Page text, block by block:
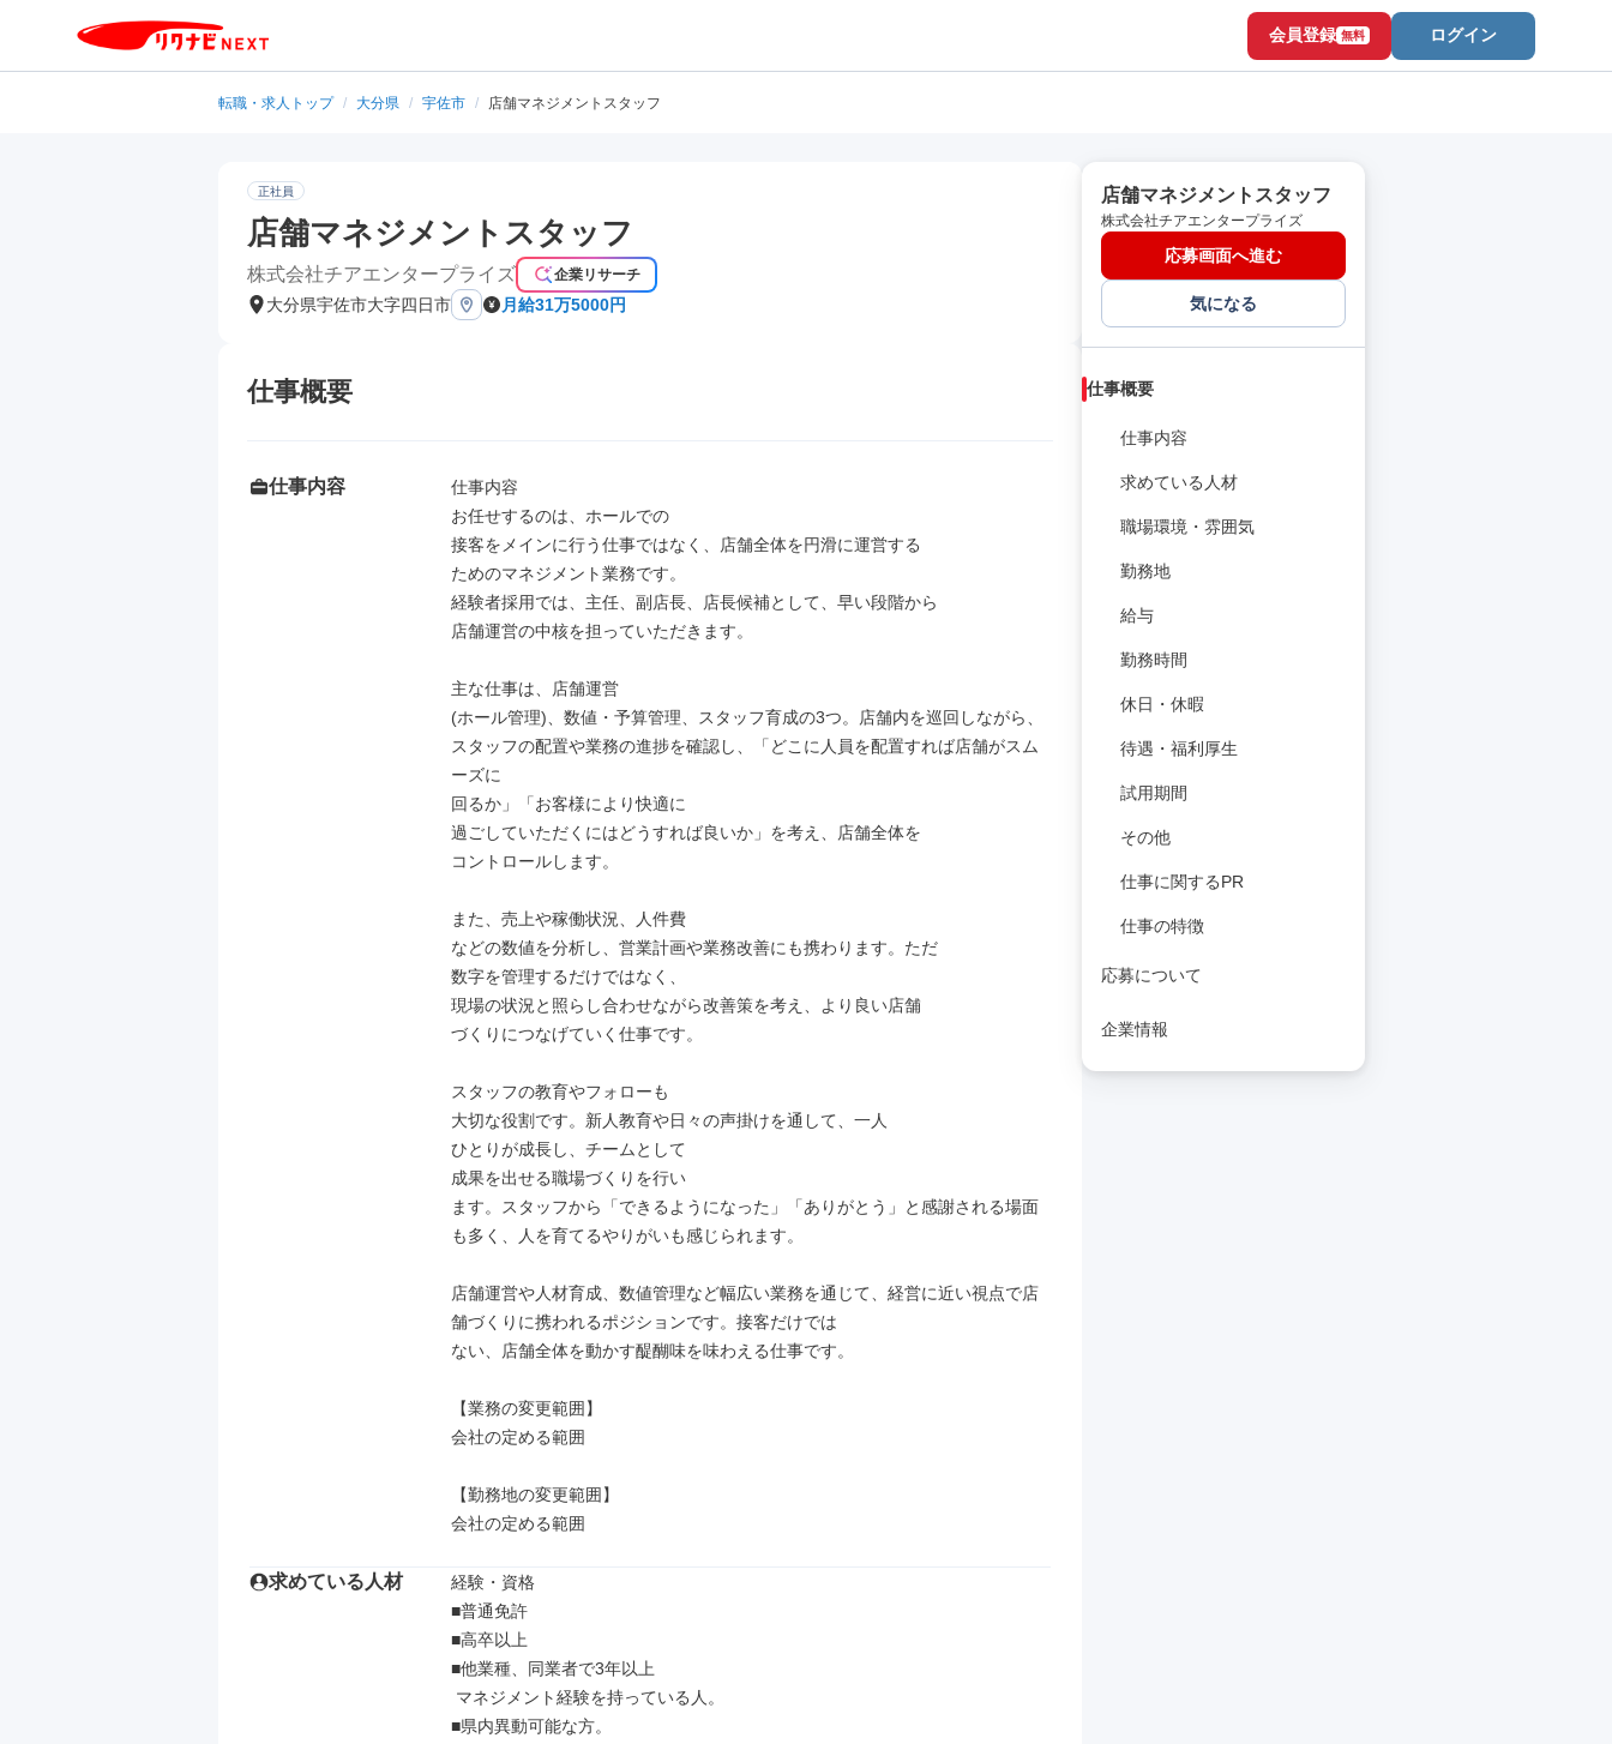
会員登録 無料 ログイン
転職・求人トップ / 大分県 / 宇佐市 / 店舗マネジメントスタッフ
正社員
店舗マネジメントスタッフ
株式会社チアエンタープライズ 企業リサーチ
大分県宇佐市大字四日市 月給31万5000円
仕事概要
仕事内容
仕事内容
お任せするのは、ホールでの
接客をメインに行う仕事ではなく、店舗全体を円滑に運営する
ためのマネジメント業務です。
経験者採用では、主任、副店長、店長候補として、早い段階から
店舗運営の中核を担っていただきます。
主な仕事は、店舗運営
(ホール管理)、数値・予算管理、スタッフ育成の3つ。店舗内を巡回しながら、
スタッフの配置や業務の進捗を確認し、「どこに人員を配置すれば店舗がスム
ーズに
回るか」「お客様により快適に
過ごしていただくにはどうすれば良いか」を考え、店舗全体を
コントロールします。
また、売上や稼働状況、人件費
などの数値を分析し、営業計画や業務改善にも携わります。ただ
数字を管理するだけではなく、
現場の状況と照らし合わせながら改善策を考え、より良い店舗
づくりにつなげていく仕事です。
スタッフの教育やフォローも
大切な役割です。新人教育や日々の声掛けを通して、一人
ひとりが成長し、チームとして
成果を出せる職場づくりを行い
ます。スタッフから「できるようになった」「ありがとう」と感謝される場面
も多く、人を育てるやりがいも感じられます。
店舗運営や人材育成、数値管理など幅広い業務を通じて、経営に近い視点で店
舗づくりに携われるポジションです。接客だけでは
ない、店舗全体を動かす醍醐味を味わえる仕事です。
【業務の変更範囲】
会社の定める範囲
【勤務地の変更範囲】
会社の定める範囲
求めている人材
経験・資格
■普通免許
■高卒以上
■他業種、同業者で3年以上
■県内異動可能な方。
店舗マネジメントスタッフ
株式会社チアエンタープライズ
応募画面へ進む
気になる
仕事概要
仕事内容
求めている人材
職場環境・雰囲気
勤務地
給与
勤務時間
休日・休暇
待遇・福利厚生
試用期間
その他
仕事に関するPR
仕事の特徴
応募について
企業情報